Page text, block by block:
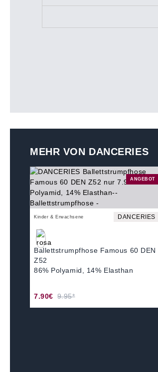
MEHR VON DANCERIES
ANGEBOT
Kinder & Erwachsene DANCERIES
Ballettstrumpfhose Famous 60 DEN
Z52
86% Polyamid, 14% Elasthan
7.90€ 9.95*